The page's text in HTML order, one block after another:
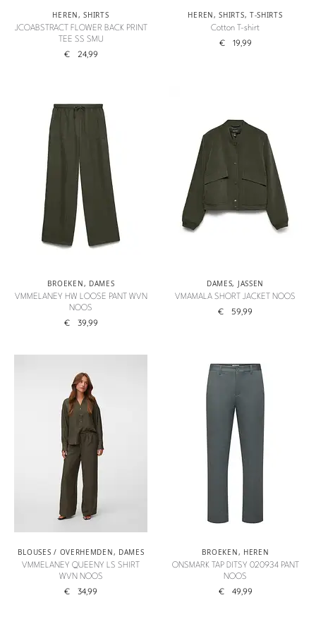
HEREN,SHIRTS
JCOABSTRACT FLOWER BACK PRINT
TEE SS SMU
€ 24,99
HEREN,SHIRTS, T-SHIRTS
Cotton T-shirt
€ 19,99
BROEKEN, DAMES
VMMELANEY HW LOOSE PANT WVN
NOOS
€ 39,99
DAMES, JASSEN
VMAMALA SHORT JACKET NOOS
€ 59,99
BLOUSES / OVERHEMDEN, DAMES
VMMELANEY QUEENY LS SHIRT
WVN NOOS
€ 34,99
BROEKEN, HEREN
ONSMARK TAP DITSY 020934 PANT
NOOS
€ 49,99